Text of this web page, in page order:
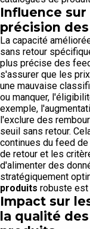
Influence
précision
La capacité
sans retour
plus précise des
s'assurer que les
une mauvaise
ou manquer,
exemple,
l'exclure des
seuil sans retour.
continues du feed
de retour et les
d'alimenter des
stratégiquement
produits robuste est
Impact sur
la qualité